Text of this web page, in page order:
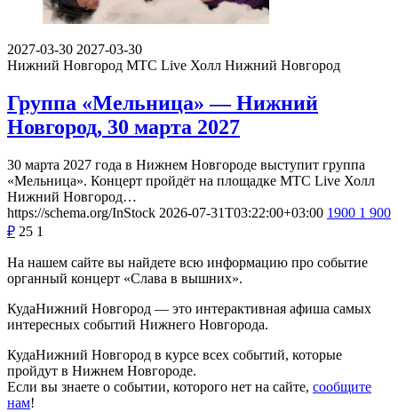
2027-03-30 2027-03-30
Нижний Новгород МТС Live Холл Нижний Новгород
Группа «Мельница» — Нижний
Новгород, 30 марта 2027
30 марта 2027 года в Нижнем Новгороде выступит группа
«Мельница». Концерт пройдёт на площадке МТС Live Холл
Нижний Новгород…
https://schema.org/InStock 2026-07-31T03:22:00+03:00 1900 1 900
₽ 25 1
На нашем сайте вы найдете всю информацию про событие
органный концерт «Слава в вышних».
КудаНижний Новгород — это интерактивная афиша самых
интересных событий Нижнего Новгорода.
КудаНижний Новгород в курсе всех событий, которые
пройдут в Нижнем Новгороде.
Если вы знаете о событии, которого нет на сайте, сообщите
нам!